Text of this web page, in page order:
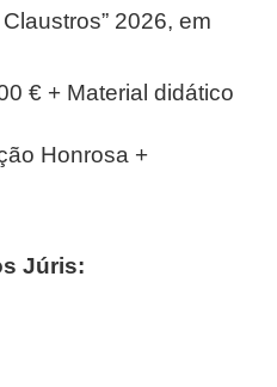
2026, em
€ + Material didático
Honrosa +
Júris: